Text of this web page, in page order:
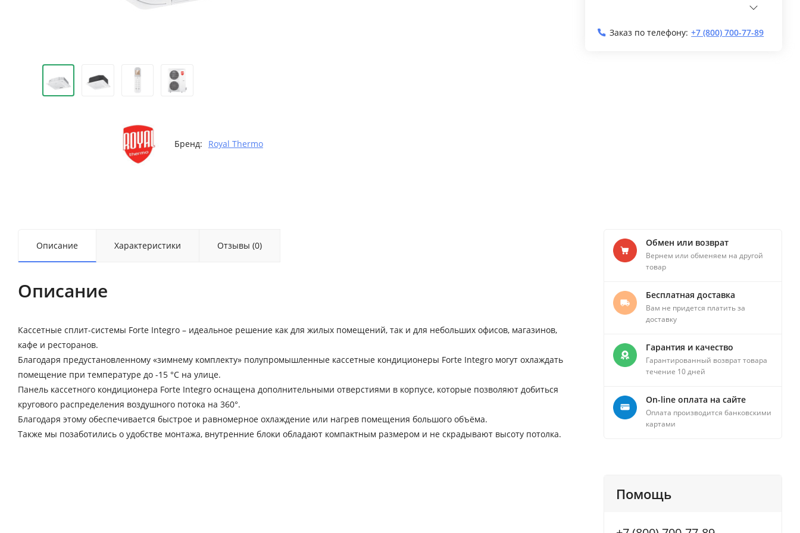
Бренд: Royal Thermo
Заказ по телефону: +7 (800) 700-77-89
Описание Характеристики Отзывы (0)
Описание
Кассетные сплит-системы Forte Integro – идеальное решение как для жилых помещений, так и для небольших офисов, магазинов,
кафе и ресторанов.
Благодаря предустановленному «зимнему комплекту» полупромышленные кассетные кондиционеры Forte Integro могут охлаждать
помещение при температуре до -15 °C на улице.
Панель кассетного кондиционера Forte Integro оснащена дополнительными отверстиями в корпусе, которые позволяют добиться
кругового распределения воздушного потока на 360°.
Благодаря этому обеспечивается быстрое и равномерное охлаждение или нагрев помещения большого объёма.
Также мы позаботились о удобстве монтажа, внутренние блоки обладают компактным размером и не скрадывают высоту потолка.
Обмен или возврат
Вернем или обменяем на другой
товар
Бесплатная доставка
Вам не придется платить за
доставку
Гарантия и качество
Гарантированный возврат товара
течение 10 дней
On-line оплата на сайте
Оплата производится банковскими
картами
Помощь